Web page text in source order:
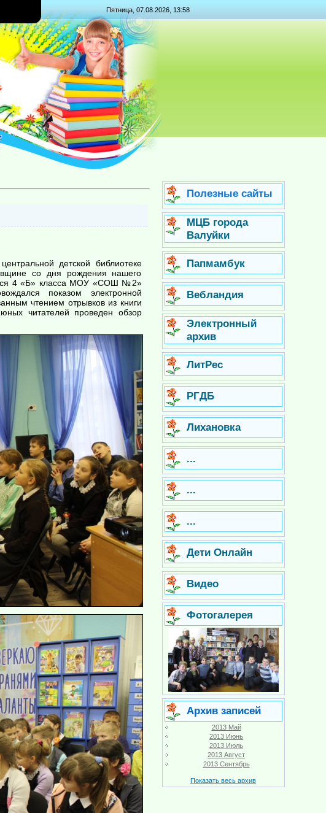
Пятница, 07.08.2026, 13:58
детской библиотеке
со дня рождения нашего
4 «Б» класса МОУ «СОШ №2»
показом электронной
чтением отрывков из книги
читателей проведен обзор
Полезные сайты
МЦБ города
Валуйки
Папмамбук
Вебландия
Электронный
архив
ЛитРес
РГДБ
Лихановка
...
...
...
Дети Онлайн
Видео
Фотогалерея
Архив записей
2013 Май
2013 Июнь
2013 Июль
2013 Август
2013 Сентябрь
Показать весь архив